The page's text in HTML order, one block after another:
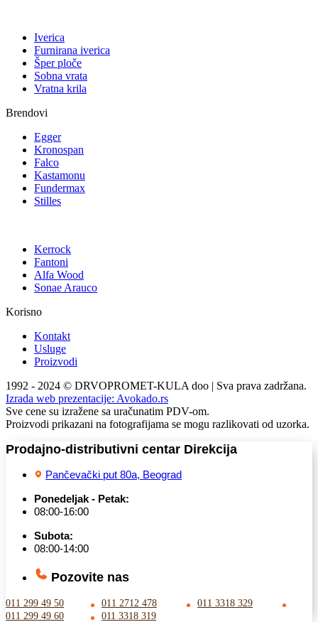
Iverica
Furnirana iverica
Šper ploče
Sobna vrata
Vratna krila
Brendovi
Egger
Kronospan
Falco
Kastamonu
Fundermax
Stilles
Kerrock
Fantoni
Alfa Wood
Sonae Arauco
Korisno
Kontakt
Usluge
Proizvodi
1992 - 2024 © DRVOPROMET-KULA doo | Sva prava zadržana.
Izrada web prezentacije: Avokado.rs
Sve cene su izražene sa uračunatim PDV-om.
Proizvodi prikazani na fotografijama se mogu razlikovati od uzorka.
Prodajno-distributivni centar Direkcija
Pančevački put 80a, Beograd
Ponedeljak - Petak:
08:00-16:00
Subota:
08:00-14:00
Pozovite nas
011 299 49 50 011 2712 478
011 3318 329
011 299 49 60
011 3318 319